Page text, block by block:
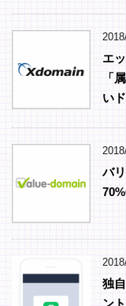
エ
「
い
バ
独
ン